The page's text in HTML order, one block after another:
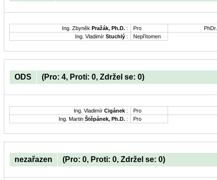
Ing. Zbyněk Pražák, Ph.D. : Pro
Ing. Vladimír Stuchlý : Nepřítomen
ODS (Pro: 4, Proti: 0, Zdržel se: 0)
Ing. Vladimír Cigánek :
Pro
Ing. Martin Štěpánek, Ph.D. : Pro
nezařazen (Pro: 0, Proti: 0, Zdržel se: 0)